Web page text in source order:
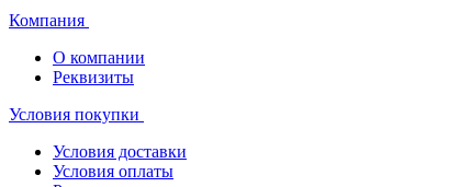
Компания
О компании
Реквизиты
Условия покупки
Условия доставки
Условия оплаты